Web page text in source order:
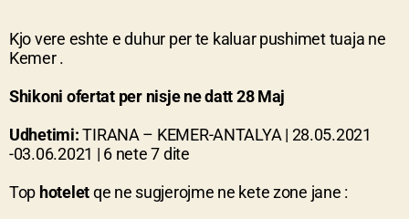
Kjo vere eshte e duhur per te kaluar pushimet tuaja ne
Kemer .
Shikoni ofertat per nisje ne datt 28 Maj
Udhetimi:TIRANA – KEMER-ANTALYA | 28.05.2021
-03.06.2021 | 6 nete 7 dite
Top hoteletqe ne sugjerojme ne kete zone jane :